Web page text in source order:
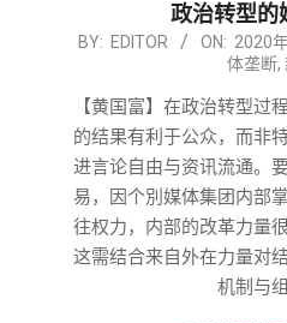
政治转型的
2020-
07
BY: EDITOR ON: 2020
体垄断,
【黄国富】在政治转型过
的结果有利于公众，而非
进言论自由与资讯流通。
易，因个別媒体集团内部
往权力，内部的改革力量
这需结合来自外在力量对
机制与